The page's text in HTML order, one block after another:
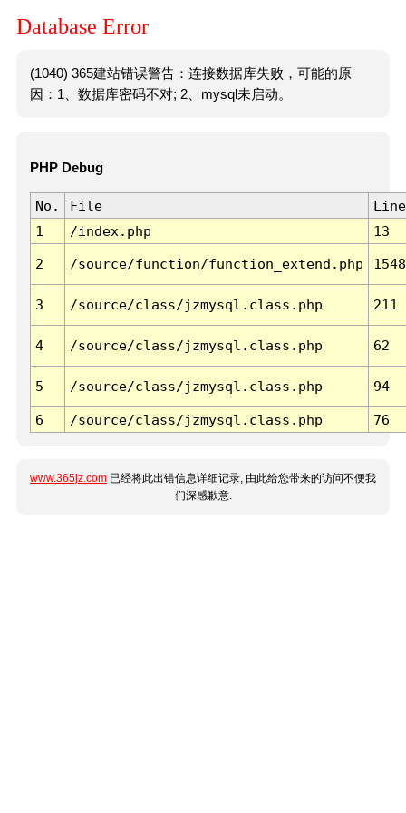
Database Error
(1040) 365建站错误警告：连接数据库失败，可能的原
因：1、数据库密码不对; 2、mysql未启动。
PHP Debug
No. File
Line
1
/index.php 13
2 /source/function/function_extend.php 1548
3 /source/class/jzmysql.class.php 211
4 /source/class/jzmysql.class.php 62
5 /source/class/jzmysql.class.php 94
6 /source/class/jzmysql.class.php 76
www.365jz.com 已经将此出错信息详细记录, 由此给您带来的访问不便我
们深感歉意.